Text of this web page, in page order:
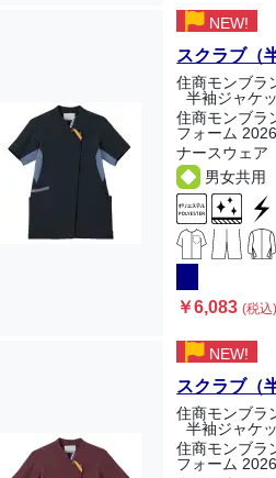
NEW!
スクラブ（
住商モンブラ
半袖ジャケ
住商モンブ
フォーム 2026
ナースウェア
男女共用
￥6,083(税込)
NEW!
スクラブ（
住商モンブラ
半袖ジャケ
住商モンブ
フォーム 2026